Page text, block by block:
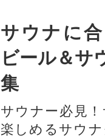
サウナに
ビール＆サ
集
サウナー必見
楽しめるサウ